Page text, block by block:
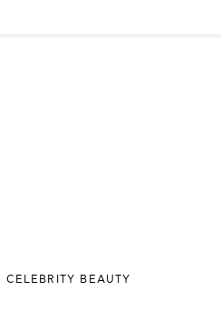
CELEBRITY BEAUTY